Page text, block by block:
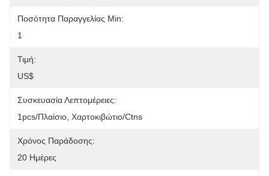
Ποσότητα Παραγγελίας Min:
1
Τιμή:
US$
Συσκευασία Λεπτομέρειες:
1pcs/πλαίσιο, Χαρτοκιβώτιο/ctns
Χρόνος Παράδοσης:
20 Ημέρες